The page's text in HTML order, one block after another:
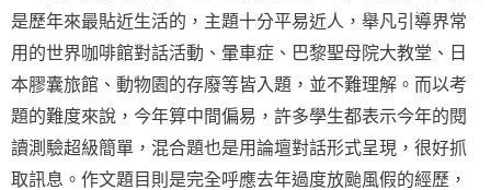
是歷年來最貼近生活的，主題十分平易近人，舉凡引導界常
用的世界咖啡館對話活動、暈車症、巴黎聖母院大教堂、日
本膠囊旅館、動物園的存廢等皆入題，並不難理解。而以考
題的難度來說，今年算中間偏易，許多學生都表示今年的閱
讀測驗超級簡單，混合題也是用論壇對話形式呈現，很好抓
取訊息。作文題目則是完全呼應去年過度放颱風假的經歷，